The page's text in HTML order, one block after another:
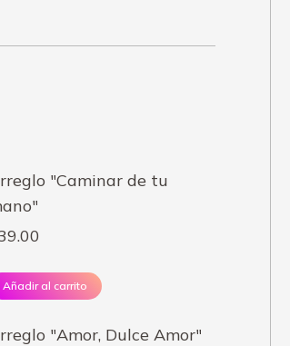
"Caminar de tu
Añadir al carrito
"Amor, Dulce Amor"